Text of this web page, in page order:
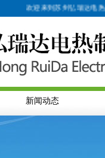
欢迎来到苏州弘瑞达电热制
新闻动态